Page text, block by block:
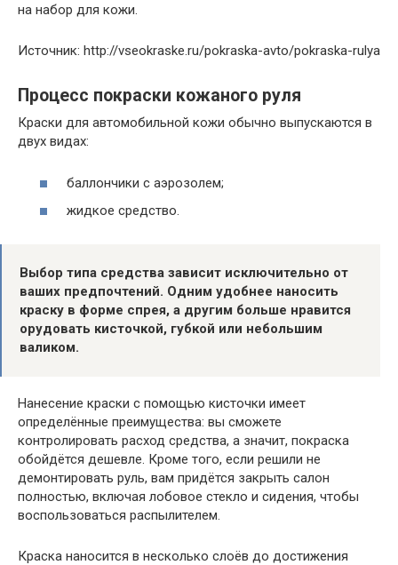
на набор для кожи.
Источник: http://vseokraske.ru/pokraska-avto/pokraska-rulya
Процесс покраски кожаного руля
Краски для автомобильной кожи обычно выпускаются в
двух видах:
баллончики с аэрозолем;
жидкое средство.
Выбор типа средства зависит исключительно от
ваших предпочтений. Одним удобнее наносить
краску в форме спрея, а другим больше нравится
орудовать кисточкой, губкой или небольшим
валиком.
Нанесение краски с помощью кисточки имеет
определённые преимущества: вы сможете
контролировать расход средства, а значит, покраска
обойдётся дешевле. Кроме того, если решили не
демонтировать руль, вам придётся закрыть салон
полностью, включая лобовое стекло и сидения, чтобы
воспользоваться распылителем.
Краска наносится в несколько слоёв до достижения